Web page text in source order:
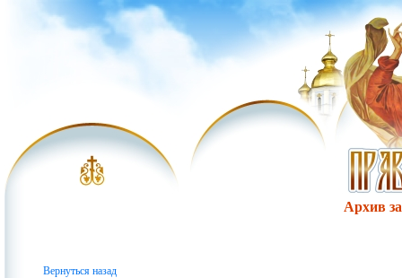
Архив
Вернуться назад